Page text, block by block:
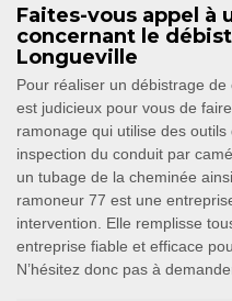
Faites-vous appel à
concernant le
Longueville
Pour réaliser un débistrage
est judicieux pour vous de
ramonage qui utilise des
inspection du conduit par
un tubage de la cheminée
ramoneur 77 est une
intervention. Elle remplisse
entreprise fiable et efficace
N’hésitez donc pas à